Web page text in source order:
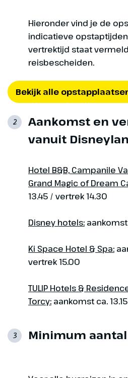
Hieronder vind je de
indicatieve
vertrektijd staat
reisbescheiden.
Bekijk alle
2
Aankomst en
vanuit
Hotel B&B, Campanile
Grand Magic of Dream
13.45 / vertrek 14.30
Disney hotels: aankomst
Ki Space Hotel & Spa:
vertrek 15.00
TULIP Hotels &
Torcy: aankomst ca.
3 Minimum